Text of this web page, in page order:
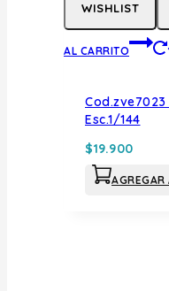
WISHLIST
AL CARRITO
Cod.zve7023
Esc.1/144
$19.900
AGREGAR